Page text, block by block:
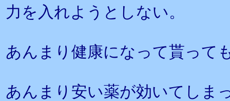
力を入れようとしない。
あんまり健康になって貰って
あんまり安い薬が効いてしま